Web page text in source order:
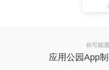
你可能
应用公园App